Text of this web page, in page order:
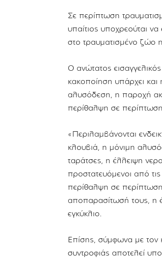
Σε περίπτωση
υπαίτιος υποχρεούται
στο τραυματισμένο ζώο η
Ο ανώτατος εισαγγελικός
κακοποίηση υπάρχει
αλυσόδεση, η παροχή
περίθαλψη σε
«Περιλαμβάνονται
κλουβιά, η μόνιμη
ταράτσες, η έλλειψη
προστατευόμενοι από τις
περίθαλψη σε περίπτωση
αποπαρασίτωσή τους, η
εγκύκλιο.
Επίσης, σύμφωνα με
συντροφιάς αποτελεί